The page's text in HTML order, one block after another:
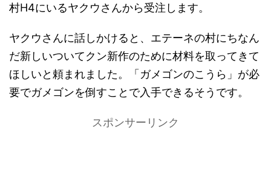
村H4にいるヤクウさんから受注します。
ヤクウさんに話しかけると、エテーネの村にちなん
だ新しいついてクン新作のために材料を取ってきて
ほしいと頼まれました。「ガメゴンのこうら」が必
要でガメゴンを倒すことで入手できるそうです。
スポンサーリンク